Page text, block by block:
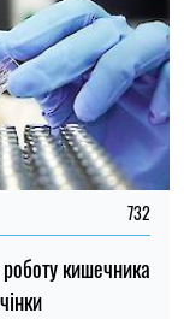
732
кишечника